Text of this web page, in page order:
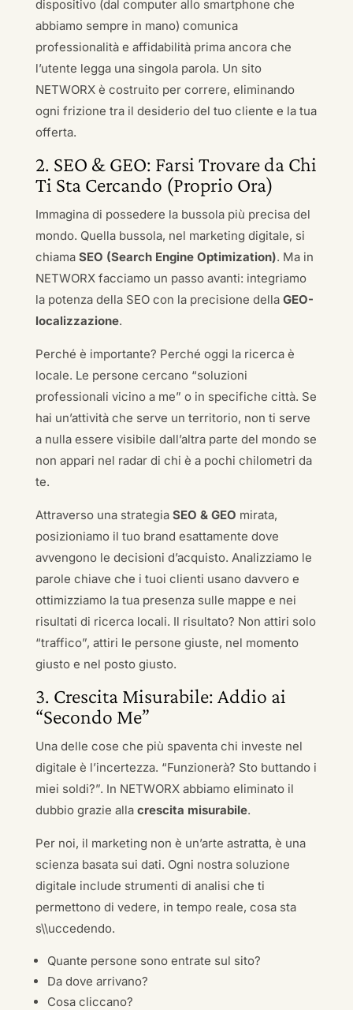
dispositivo (dal computer allo smartphone che
abbiamo sempre in mano) comunica
professionalità e affidabilità prima ancora che
l’utente legga una singola parola. Un sito
NETWORX è costruito per correre, eliminando
ogni frizione tra il desiderio del tuo cliente e la tua
offerta.
2. SEO & GEO: Farsi Trovare da Chi
Ti Sta Cercando (Proprio Ora)
Immagina di possedere la bussola più precisa del
mondo. Quella bussola, nel marketing digitale, si
chiama SEO (Search Engine Optimization). Ma in
NETWORX facciamo un passo avanti: integriamo
la potenza della SEO con la precisione della GEO-
localizzazione.
Perché è importante? Perché oggi la ricerca è
locale. Le persone cercano “soluzioni
professionali vicino a me” o in specifiche città. Se
hai un’attività che serve un territorio, non ti serve
a nulla essere visibile dall’altra parte del mondo se
non appari nel radar di chi è a pochi chilometri da
te.
Attraverso una strategia SEO & GEO mirata,
posizioniamo il tuo brand esattamente dove
avvengono le decisioni d’acquisto. Analizziamo le
parole chiave che i tuoi clienti usano davvero e
ottimizziamo la tua presenza sulle mappe e nei
risultati di ricerca locali. Il risultato? Non attiri solo
“traffico”, attiri le persone giuste, nel momento
giusto e nel posto giusto.
3. Crescita Misurabile: Addio ai
“Secondo Me”
Una delle cose che più spaventa chi investe nel
digitale è l’incertezza. “Funzionerà? Sto buttando i
miei soldi?”. In NETWORX abbiamo eliminato il
dubbio grazie alla crescita misurabile.
Per noi, il marketing non è un’arte astratta, è una
scienza basata sui dati. Ogni nostra soluzione
digitale include strumenti di analisi che ti
permettono di vedere, in tempo reale, cosa sta
s\\uccedendo.
Quante persone sono entrate sul sito?
Da dove arrivano?
Cosa cliccano?